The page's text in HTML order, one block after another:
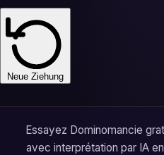
Neue Ziehung
Essayez Dominomancie
avec interprétation par IA